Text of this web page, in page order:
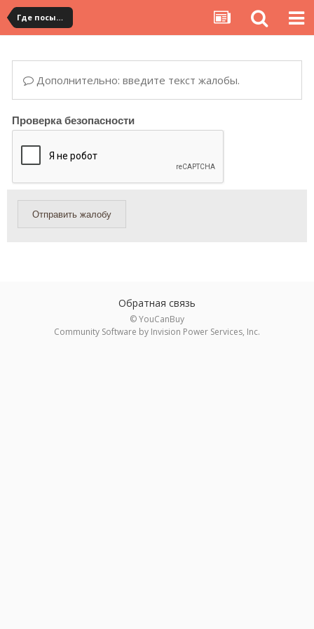
Где посылка?
Дополнительно: введите текст жалобы.
Проверка безопасности
Отправить жалобу
Обратная связь
© YouCanBuy
Community Software by Invision Power Services, Inc.